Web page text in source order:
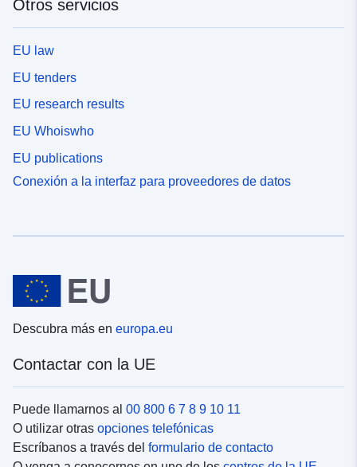
Otros servicios
EU law
EU tenders
EU research results
EU Whoiswho
EU publications
Conexión a la interfaz para proveedores de datos
Descubra más en europa.eu
Contactar con la UE
Puede llamarnos al 00 800 6 7 8 9 10 11
O utilizar otras opciones telefónicas
Escríbanos a través del formulario de contacto